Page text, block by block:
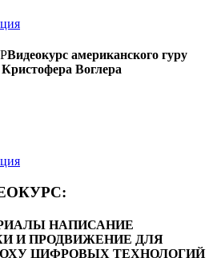
Видеокурс американского гуру
Воглера
НАПИСАНИЕ
И ПРОДВИЖЕНИЕ ДЛЯ
ЦИФРОВЫХ ТЕХНОЛОГИЙ